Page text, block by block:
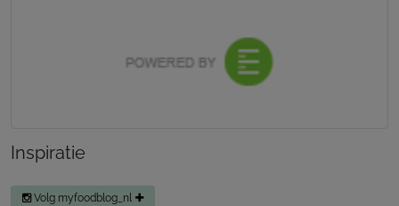
Inspiratie
Volg myfoodblog_nl